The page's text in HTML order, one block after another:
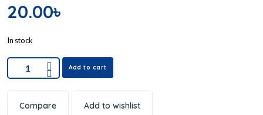
20.00৳
In stock
Add to cart
Compare Add to wishlist